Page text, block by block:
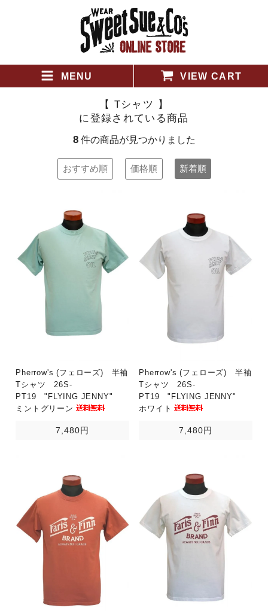
MENU VIEW CART
【 Tシャツ 】
に登録されている商品
8件の商品が見つかりました
おすすめ順 価格順 新着順
Pherrow's (フェローズ) 半袖
Tシャツ 26S-
PT19 "FLYING JENNY"
ミントグリーン
7,480円
Pherrow's (フェローズ) 半袖
Tシャツ 26S-
PT19 "FLYING JENNY"
ホワイト
7,480円